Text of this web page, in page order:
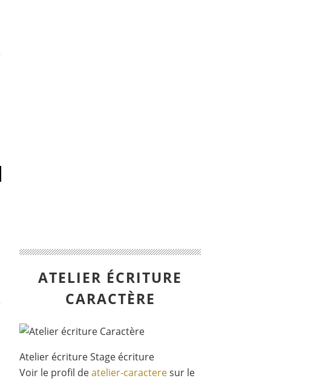
ATELIER ÉCRITURE
CARACTÈRE
Atelier écriture Stage écriture
Voir le profil deatelier-caracteresur le